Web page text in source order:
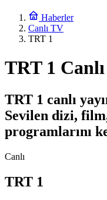
Haberler
Canlı TV
TRT 1
TRT 1
TRT 1 canlı
Sevilen dizi,
programlarını
Canlı
TRT 1